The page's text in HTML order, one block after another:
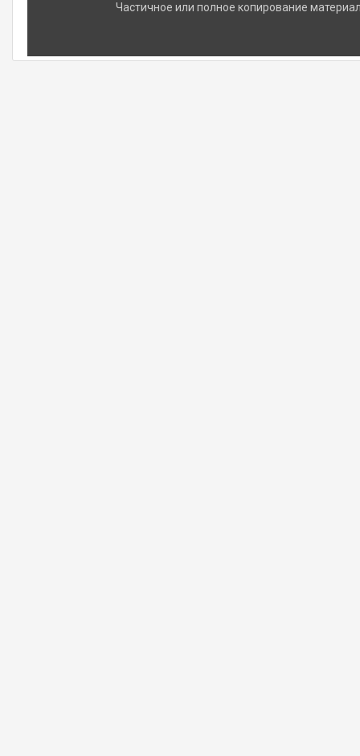
Частичное или полное копирование